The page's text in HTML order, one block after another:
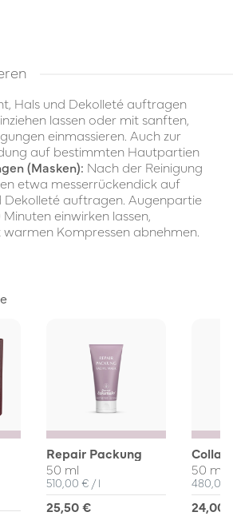
Hals und Dekolleté auftragen
lassen oder mit sanften,
einmassieren. Auch zur
auf bestimmten Hautpartien
(Masken): Nach der Reinigung
etwa messerrückendick auf
Dekolleté auftragen. Augenpartie
Minuten einwirken lassen,
Kompressen abnehmen.
Repair Packung
50 ml
Einzelpreis
510,00 € / pro
l
25,50 €
50 ml
480,00
24,00